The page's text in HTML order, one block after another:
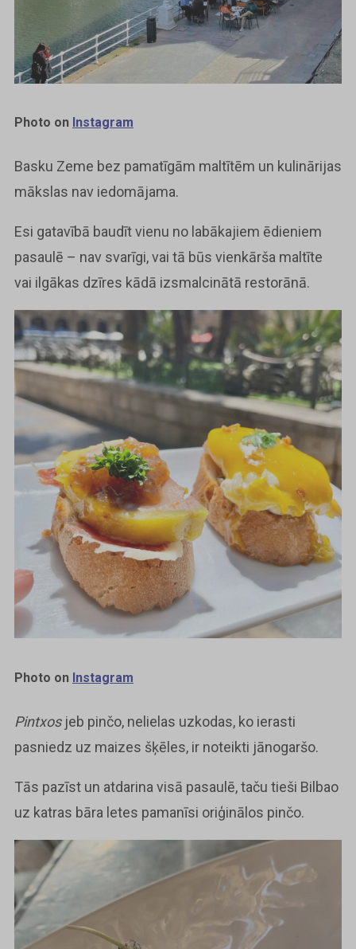
Photo on Instagram
Basku Zeme bez pamatīgām maltītēm un kulinārijas
mākslas nav iedomājama.
Esi gatavībā baudīt vienu no labākajiem ēdieniem
pasaulē – nav svarīgi, vai tā būs vienkārša maltīte
vai ilgākas dzīres kādā izsmalcinātā restorānā.
Photo on Instagram
Pintxos jeb pinčo, nelielas uzkodas, ko ierasti
pasniedz uz maizes šķēles, ir noteikti jānogaršo.
Tās pazīst un atdarina visā pasaulē, taču tieši Bilbao
uz katras bāra letes pamanīsi oriģinālos pinčo.